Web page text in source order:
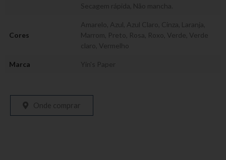
Secagem rápida, Não mancha.
Cores
Amarelo Azul Azul Claro Cinza Laranja
Marrom Preto Rosa Roxo Verde Verde
claro Vermelho
Marca Yin's Paper
Onde comprar